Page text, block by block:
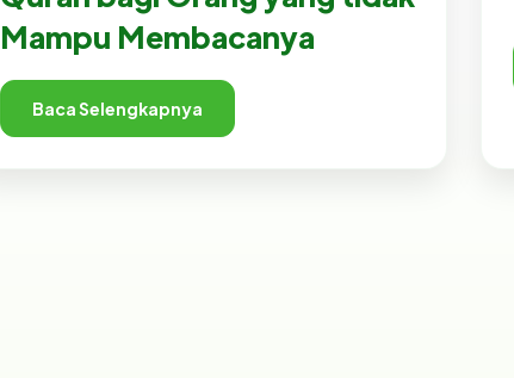
Mampu Membacanya
Baca Selengkapnya